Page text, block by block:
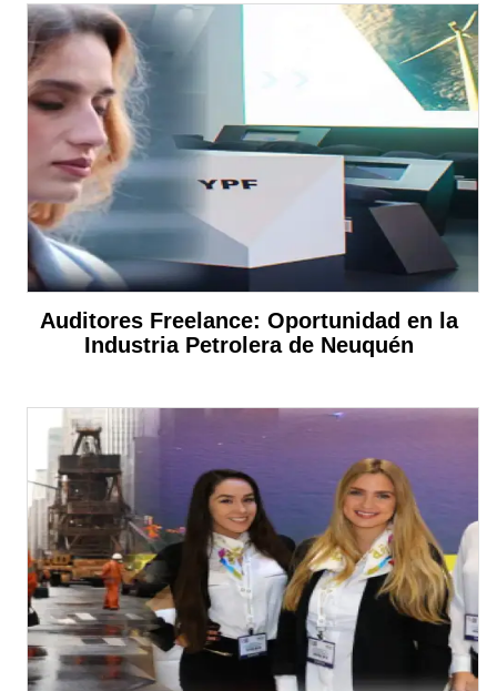
Auditores Freelance: Oportunidad en la
Industria Petrolera de Neuquén